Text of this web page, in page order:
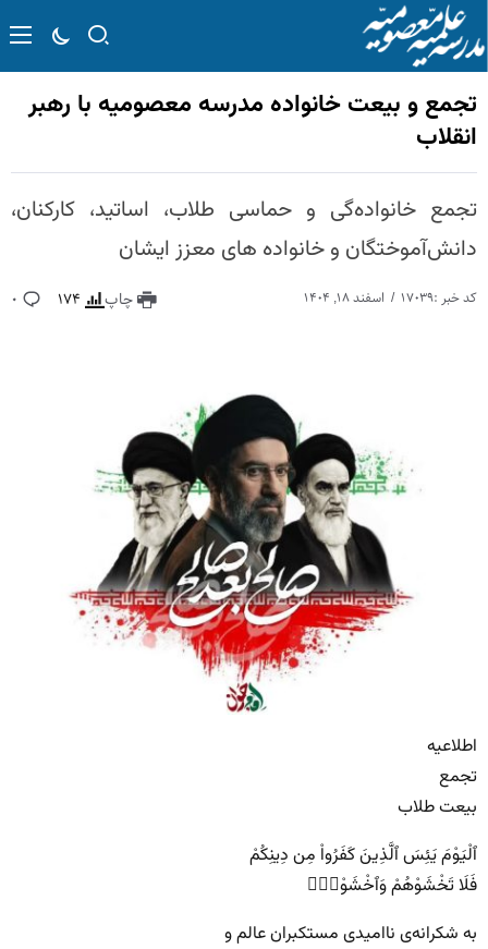
تجمع و بیعت خانواده مدرسه معصومیه با رهبر
انقلاب
تجمع خانواده‌گی و حماسی طلاب، اساتید، کارکنان،
دانش‌آموختگان و خانواده های معزز ایشان
کد خبر :17039 اسفند 18, 1404 چاپ 174
0
اطلاعیه
تجمع
بیعت طلاب
ٱلْيَوْمَ يَئِسَ ٱلَّذِينَ كَفَرُواْ مِن دِينِكُمْ
فَلَا تَخْشَوْهُمْ وَٱخْشَوْنِۚ
به شکرانه‌ی نا‌امیدی مستکبران عالم و